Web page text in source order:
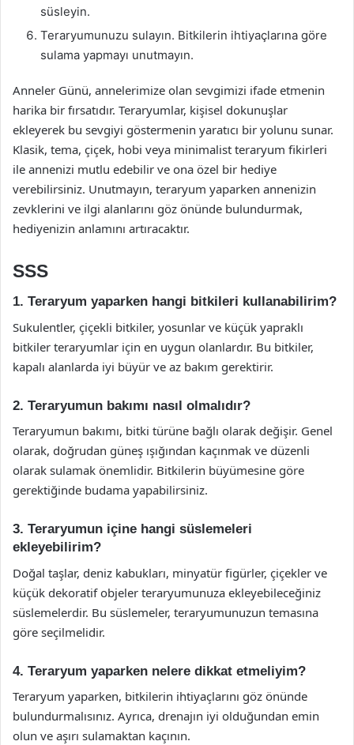
süsleyin.
Teraryumunuzu sulayın. Bitkilerin ihtiyaçlarına göre
sulama yapmayı unutmayın.
Anneler Günü, annelerimize olan sevgimizi ifade etmenin
harika bir fırsatıdır. Teraryumlar, kişisel dokunuşlar
ekleyerek bu sevgiyi göstermenin yaratıcı bir yolunu sunar.
Klasik, tema, çiçek, hobi veya minimalist teraryum fikirleri
ile annenizi mutlu edebilir ve ona özel bir hediye
verebilirsiniz. Unutmayın, teraryum yaparken annenizin
zevklerini ve ilgi alanlarını göz önünde bulundurmak,
hediyenizin anlamını artıracaktır.
SSS
1. Teraryum yaparken hangi bitkileri kullanabilirim?
Sukulentler, çiçekli bitkiler, yosunlar ve küçük yapraklı
bitkiler teraryumlar için en uygun olanlardır. Bu bitkiler,
kapalı alanlarda iyi büyür ve az bakım gerektirir.
2. Teraryumun bakımı nasıl olmalıdır?
Teraryumun bakımı, bitki türüne bağlı olarak değişir. Genel
olarak, doğrudan güneş ışığından kaçınmak ve düzenli
olarak sulamak önemlidir. Bitkilerin büyümesine göre
gerektiğinde budama yapabilirsiniz.
3. Teraryumun içine hangi süslemeleri
ekleyebilirim?
Doğal taşlar, deniz kabukları, minyatür figürler, çiçekler ve
küçük dekoratif objeler teraryumunuza ekleyebileceğiniz
süslemelerdir. Bu süslemeler, teraryumunuzun temasına
göre seçilmelidir.
4. Teraryum yaparken nelere dikkat etmeliyim?
Teraryum yaparken, bitkilerin ihtiyaçlarını göz önünde
bulundurmalısınız. Ayrıca, drenajın iyi olduğundan emin
olun ve aşırı sulamaktan kaçının.